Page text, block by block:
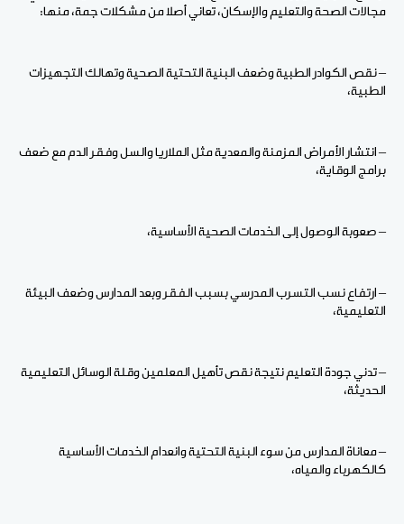
مجالات الصحة والتعليم والإسكان، تعاني أصلا من مشكلات جمة، منها:
– نقص الكوادر الطبية وضعف البنية التحتية الصحية وتهالك التجهيزات
الطبية،
– انتشار الأمراض المزمنة والمعدية مثل الملاريا والسل وفقر الدم مع ضعف
برامج الوقاية،
– صعوبة الوصول إلى الخدمات الصحية الأساسية،
– ارتفاع نسب التسرب المدرسي بسبب الفقر وبعد المدارس وضعف البيئة
التعليمية،
– تدني جودة التعليم نتيجة نقص تأهيل المعلمين وقلة الوسائل التعليمية
الحديثة،
– معاناة المدارس من سوء البنية التحتية وانعدام الخدمات الأساسية
كالكهرباء والمياه،